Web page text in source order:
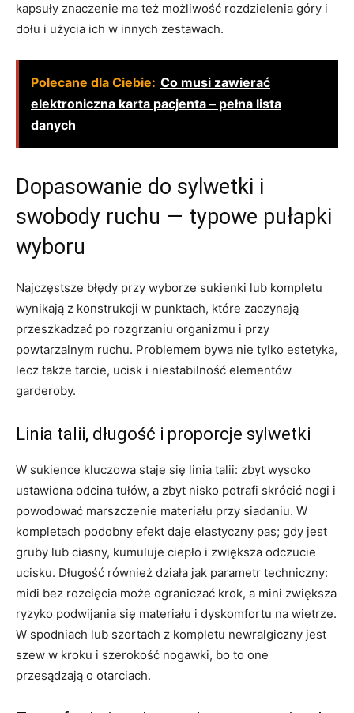
kapsuły znaczenie ma też możliwość rozdzielenia góry i
dołu i użycia ich w innych zestawach.
Polecane dla Ciebie: Co musi zawierać
elektroniczna karta pacjenta – pełna lista
danych
Dopasowanie do sylwetki i
swobody ruchu — typowe pułapki
wyboru
Najczęstsze błędy przy wyborze sukienki lub kompletu
wynikają z konstrukcji w punktach, które zaczynają
przeszkadzać po rozgrzaniu organizmu i przy
powtarzalnym ruchu. Problemem bywa nie tylko estetyka,
lecz także tarcie, ucisk i niestabilność elementów
garderoby.
Linia talii, długość i proporcje sylwetki
W sukience kluczowa staje się linia talii: zbyt wysoko
ustawiona odcina tułów, a zbyt nisko potrafi skrócić nogi i
powodować marszczenie materiału przy siadaniu. W
kompletach podobny efekt daje elastyczny pas; gdy jest
gruby lub ciasny, kumuluje ciepło i zwiększa odczucie
ucisku. Długość również działa jak parametr techniczny:
midi bez rozcięcia może ograniczać krok, a mini zwiększa
ryzyko podwijania się materiału i dyskomfortu na wietrze.
W spodniach lub szortach z kompletu newralgiczny jest
szew w kroku i szerokość nogawki, bo to one
przesądzają o otarciach.